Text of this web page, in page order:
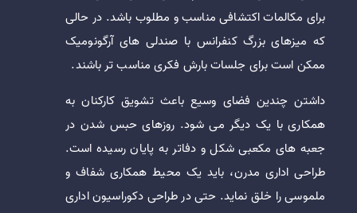
برای مکالمات اکتشافی مناسب و مطلوب باشد. در حالی
که میزهای بزرگ کنفرانس با صندلی های آرگونومیک
ممکن است برای جلسات بارش فکری مناسب تر باشند.
داشتن چندین فضای وسیع باعث تشویق کارکنان به
همکاری با یک دیگر می شود. روزهای حبس شدن در
جعبه های مکعبی شکل و دفاتر به پایان رسیده است.
طراحی اداری مدرن، باید یک محیط همکاری شفاف و
ملموسی را خلق نماید. حتی در طراحی دکوراسیون اداری